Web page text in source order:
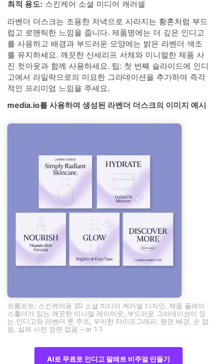
최적 용도: 스킨케어 소셜 미디어 캐러셀
라벤더 더스크는 조용한 저녁으로 사라지는 황혼처럼 부드
럽고 로맨틱한 느낌을 줍니다. 제품명에는 더 깊은 인디고
를 사용하고 배경과 부드러운 모양에는 밝은 라벤더 색조
를 유지하세요. 깨끗한 산세리프 서체와 미니멀한 제품 사
진 컷아웃과 함께 사용하세요. 팁: 첫 번째 슬라이드에 인디
고에서 라일락으로의 미묘한 그라데이션을 추가하여 즉각
적인 프리미엄 느낌을 주세요.
media.io를 사용하여 생성된 라벤더 더스크의 이미지 예시
프롬프트: 스킨케어용 2D 소셜 미디어 캐러셀 디자인, 제품 플레이
스홀더가 있는 깨끗한 미니멀 레이아웃, 부드러운 그라데이션이 있
는 인디고와 라벤더 톤 주조, 우아한 타이포그래피, 평면 배경, 손 없
음, 실제 사진 장면 없음 --ar 1:1
AI로 무료로 인디고 팔레트 비주얼 만들기